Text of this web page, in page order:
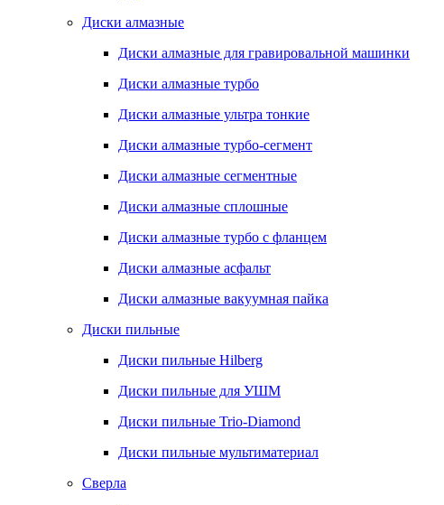
Диски алмазные
Диски алмазные для гравировальной машинки
Диски алмазные турбо
Диски алмазные ультра тонкие
Диски алмазные турбо-сегмент
Диски алмазные сегментные
Диски алмазные сплошные
Диски алмазные турбо с фланцем
Диски алмазные асфальт
Диски алмазные вакуумная пайка
Диски пильные
Диски пильные Hilberg
Диски пильные для УШМ
Диски пильные Trio-Diamond
Диски пильные мультиматериал
Сверла